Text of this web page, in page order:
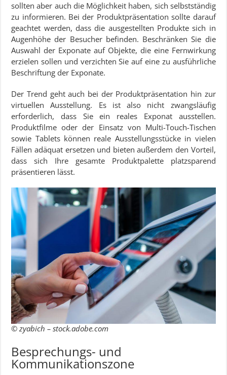
sollten aber auch die Möglichkeit haben, sich selbstständig
zu informieren. Bei der Produktpräsentation sollte darauf
geachtet werden, dass die ausgestellten Produkte sich in
Augenhöhe der Besucher befinden. Beschränken Sie die
Auswahl der Exponate auf Objekte, die eine Fernwirkung
erzielen sollen und verzichten Sie auf eine zu ausführliche
Beschriftung der Exponate.
Der Trend geht auch bei der Produktpräsentation hin zur
virtuellen Ausstellung. Es ist also nicht zwangsläufig
erforderlich, dass Sie ein reales Exponat ausstellen.
Produktfilme oder der Einsatz von Mul­ti-Touch-Ti­schen
sowie Tablets können reale Ausstellungsstücke in vielen
Fällen adäquat ersetzen und bieten außerdem den Vorteil,
dass sich Ihre gesamte Produktpalette platzsparend
präsentieren lässt.
© zyabich – stock.adobe.com
Besprechungs- und
Kommunikationszone